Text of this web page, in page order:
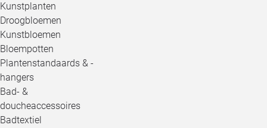
Kunstplanten
Droogbloemen
Kunstbloemen
Bloempotten
Plantenstandaards & -
hangers
Bad- &
doucheaccessoires
Badtextiel